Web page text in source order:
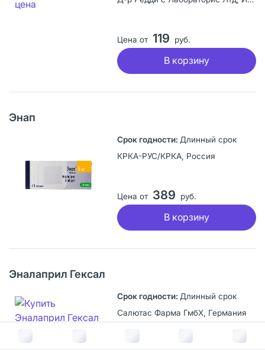
Цена от 119 руб.
В корзину
Энап
Длинный срок
КРКА-РУС/КРКА, Россия
Цена от 389 руб.
В корзину
Эналаприл Гексал
Длинный срок
Салютас Фарма ГмбХ, Германия